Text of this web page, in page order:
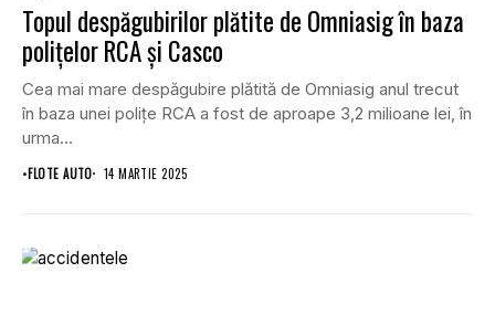
Topul despăgubirilor plătite de Omniasig în baza
polițelor RCA și Casco
Cea mai mare despăgubire plătită de Omniasig anul trecut
în baza unei polițe RCA a fost de aproape 3,2 milioane lei, în
urma...
•FLOTE AUTO 14 MARTIE 2025